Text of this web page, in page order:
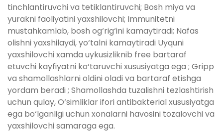
tinchlantiruvchi va tetiklantiruvchi; Bosh miya va
yurakni faoliyatini yaxshilovchi; Immunitetni
mustahkamlab, bosh og‘rig‘ini kamaytiradi; Nafas
olishni yaxshilaydi, yo‘talni kamaytiradi Uyquni
yaxshilovchi xamda uykusizliknib free bartaraf
etuvchi kayfiyatni ko‘taruvchi xususiyatga ega ; Gripp
va shamollashlarni oldini oladi va bartaraf etishga
yordam beradi ; Shamollashda tuzalishni tezlashtirish
uchun qulay, O‘simliklar ifori antibakterial xususiyatga
ega bo‘lganligi uchun xonalarni havosini tozalovchi va
yaxshilovchi samaraga ega.